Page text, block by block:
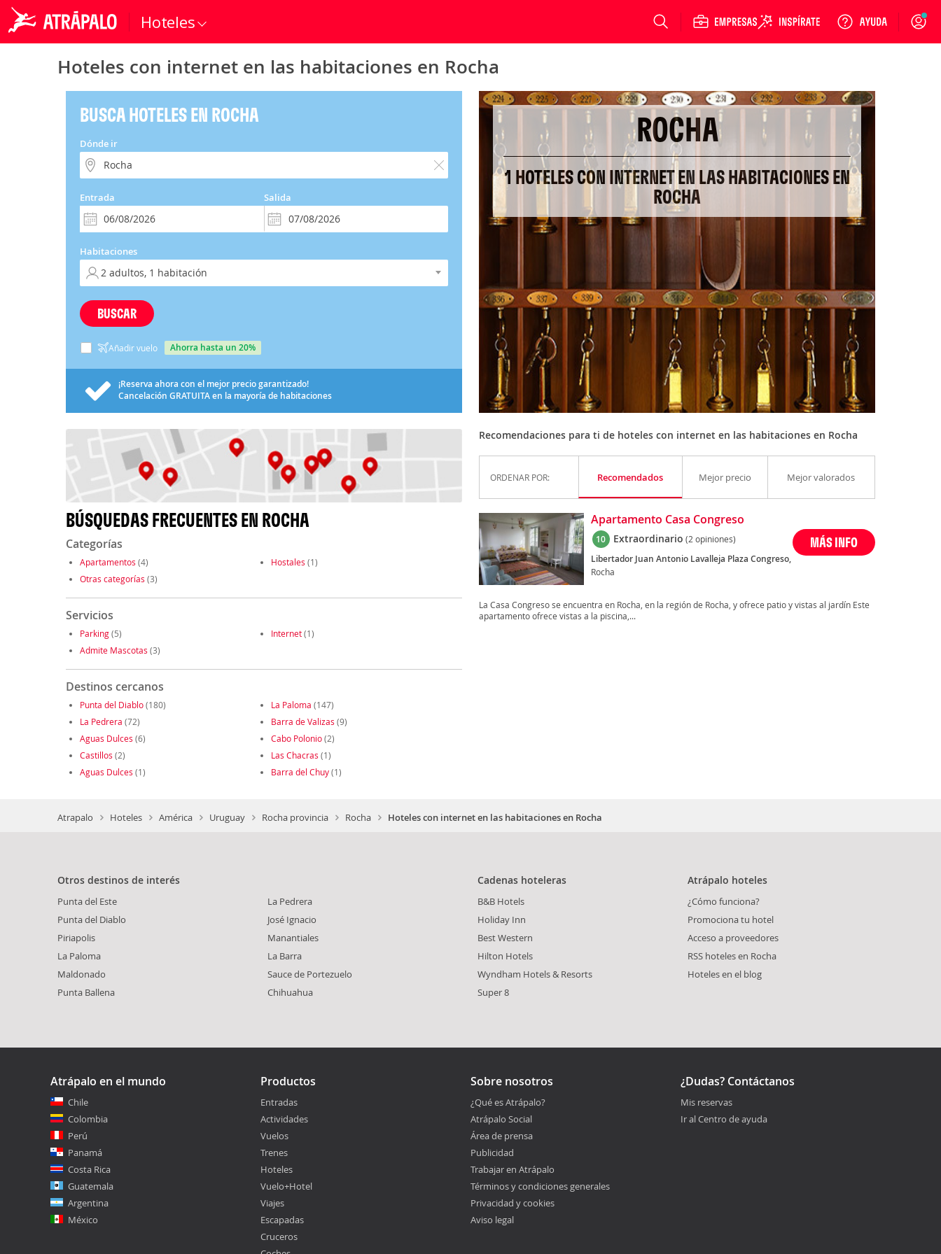
Hoteles Login
Hoteles con internet en las habitaciones en Rocha
BUSCA HOTELES EN ROCHA
Dónde ir
Entrada Salida
Habitaciones
BUSCAR
Añadir vuelo ahorra hasta un 20%
¡Reserva ahora con el mejor precio garantizado!
Cancelación GRATUITAen la mayoría de habitaciones
BÚSQUEDAS FRECUENTES EN ROCHA
Categorías
Apartamentos (4) Hostales (1)
Otras categorías (3)
Servicios
Parking(5) Internet(1)
Admite Mascotas (3)
Destinos cercanos
Punta del Diablo(180) La Paloma (147)
La Pedrera (72) Barra de Valizas (9)
Aguas Dulces (6) Cabo Polonio(2)
Castillos (2) Las Chacras (1)
Aguas Dulces (1) Barra del Chuy(1)
ROCHA
1 HOTELES CON INTERNET EN LAS HABITACIONES EN
ROCHA
Recomendaciones para ti de hoteles con internet en las habitaciones en Rocha
ORDENAR POR: Recomendados Mejor precio Mejor valorados
Apartamento Casa Congreso
10 Extraordinario (2 opiniones)
Libertador Juan Antonio Lavalleja Plaza Congreso,
Rocha
MÁS INFO
La Casa Congreso se encuentra en Rocha, en la región de Rocha, y ofrece patio y vistas al jardín Este
apartamento ofrece vistas a la piscina,...
Atrapalo Hoteles América Uruguay Rocha provincia Rocha Hoteles con internet en las habitaciones en Rocha
Otros destinos de interés
Punta del Este
Punta del Diablo
Piriapolis
La Paloma
Maldonado
Punta Ballena
La Pedrera
José Ignacio
Manantiales
La Barra
Sauce de Portezuelo
Chihuahua
Cadenas hoteleras
B&B Hotels
Holiday Inn
Best Western
Hilton Hotels
Wyndham Hotels & Resorts
Super 8
Atrápalo hoteles
¿Cómo funciona?
Promociona tu hotel
Acceso a proveedores
RSS hoteles en Rocha
Hoteles en el blog
Atrápalo en el mundo
Chile
Colombia
Perú
Panamá
Costa Rica
Guatemala
Argentina
México
Productos
Entradas
Actividades
Vuelos
Trenes
Hoteles
Vuelo+Hotel
Viajes
Escapadas
Cruceros
Sobre nosotros
¿Qué es Atrápalo?
Atrápalo Social
Área de prensa
Publicidad
Trabajar en Atrápalo
Términos y condiciones generales
Privacidad y cookies
Aviso legal
¿Dudas? Contáctanos
Mis reservas
Ir al Centro de ayuda